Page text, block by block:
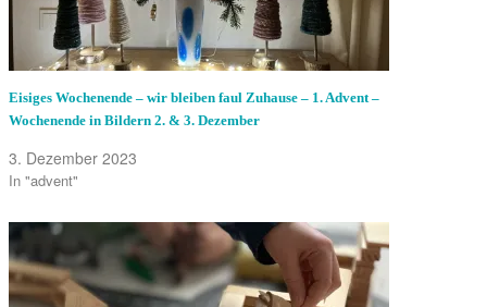
Eisiges Wochenende – wir bleiben faul Zuhause – 1. Advent –
Wochenende in Bildern 2. & 3. Dezember
3. Dezember 2023
In "advent"